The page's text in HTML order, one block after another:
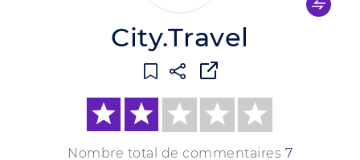
City.Travel
Nombre total de commentaires 7